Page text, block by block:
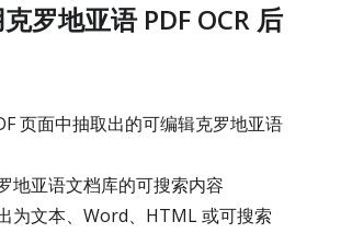
罗地亚语 PDF OCR 后
页面中抽取出的可编辑克罗地亚语
地亚语文档库的可搜索内容
为文本、Word、HTML 或可搜索